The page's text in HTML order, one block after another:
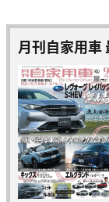
月刊自家用車